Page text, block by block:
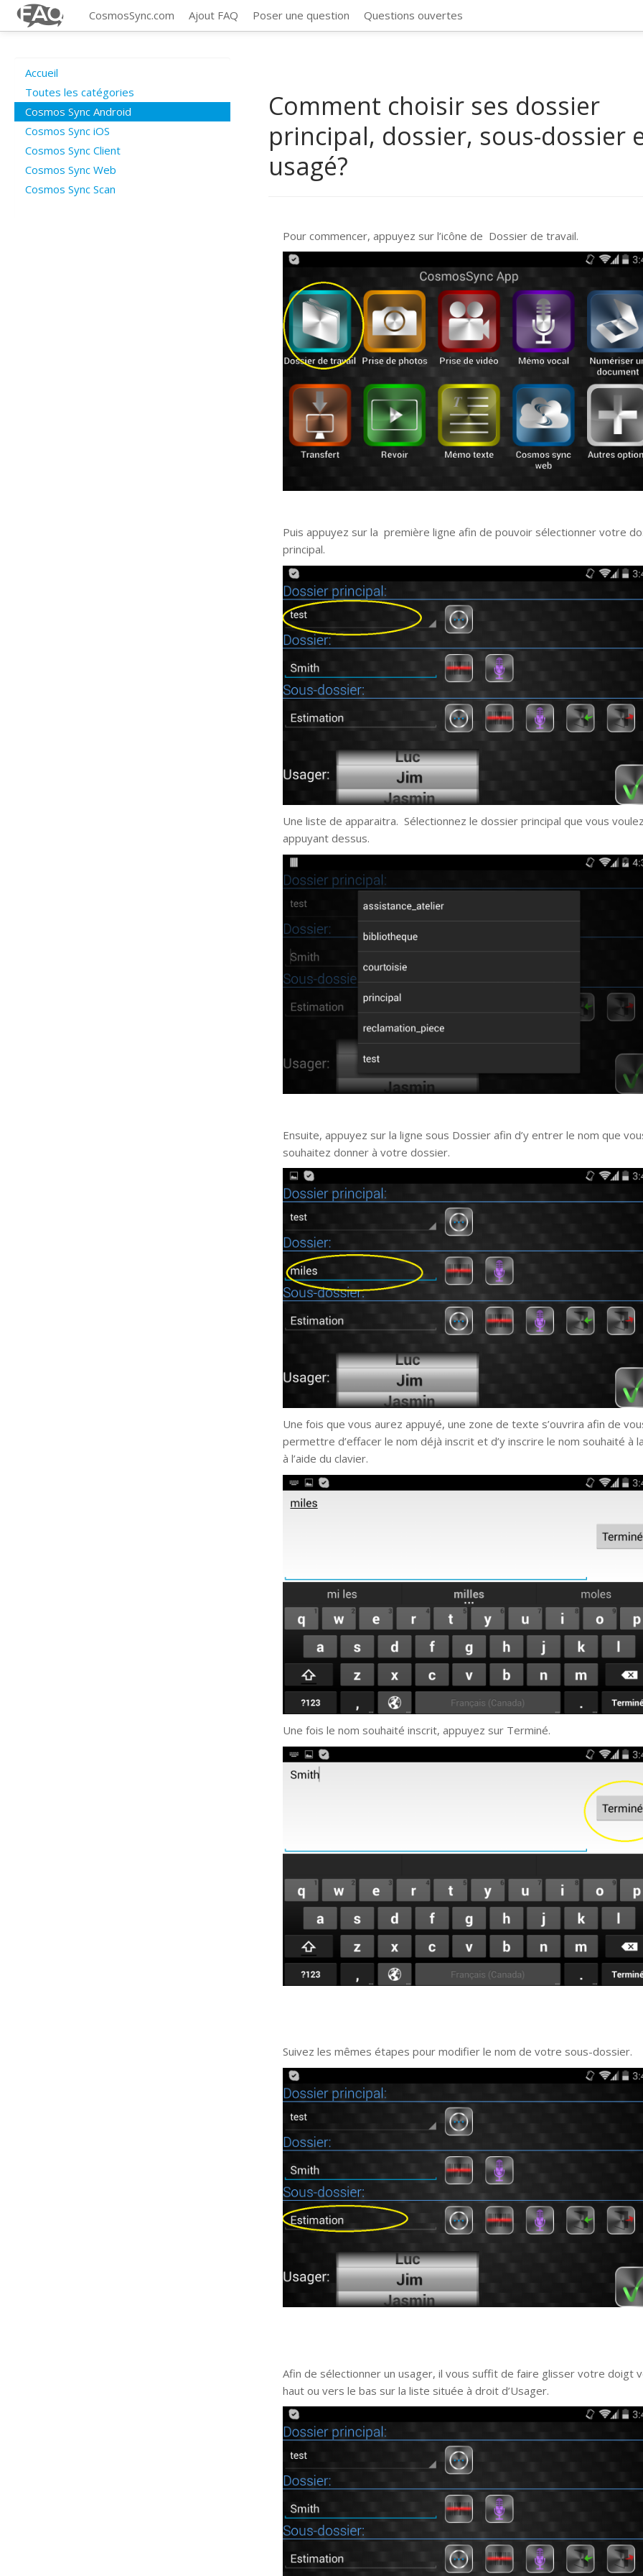
CosmosSync.com Ajout FAQ Poser une question Questions ouvertes
Accueil
Toutes les catégories
Cosmos Sync Android
Cosmos Sync iOS
Cosmos Sync Client
Cosmos Sync Web
Cosmos Sync Scan
Comment choisir ses dossier
principal, dossier, sous-dossier
usagé?
Pour commencer, appuyez sur l’icône de Dossier de travail.
Puis appuyez sur la première ligne afin de pouvoir sélectionner votre
principal.
Une liste de apparaitra. Sélectionnez le dossier principal que vous
appuyant dessus.
Ensuite, appuyez sur la ligne sous Dossier afin d’y entrer le nom que
souhaitez donner à votre dossier.
Une fois que vous aurez appuyé, une zone de texte s’ouvrira afin de
permettre d’effacer le nom déjà inscrit et d’y inscrire le nom souhaité à
à l’aide du clavier.
Une fois le nom souhaité inscrit, appuyez sur Terminé.
Suivez les mêmes étapes pour modifier le nom de votre sous-dossier.
Afin de sélectionner un usager, il vous suffit de faire glisser votre doigt
haut ou vers le bas sur la liste située à droit d’Usager.